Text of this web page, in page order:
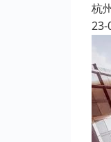
杭
23-